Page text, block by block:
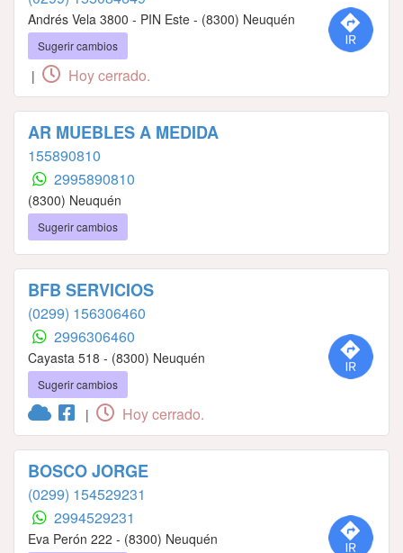
Andrés Vela 3800 - PIN Este - (8300) Neuquén
Sugerir cambios
| Hoy cerrado.
AR MUEBLES A MEDIDA
155890810
2995890810
(8300) Neuquén
Sugerir cambios
BFB SERVICIOS
(0299) 156306460
2996306460
Cayasta 518 - (8300) Neuquén
Sugerir cambios
| Hoy cerrado.
BOSCO JORGE
(0299) 154529231
2994529231
Eva Perón 222 - (8300) Neuquén